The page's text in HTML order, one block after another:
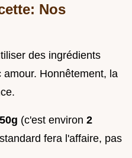
Nos
des ingrédients
Honnêtement, la
(c'est environ 2
fera l'affaire, pas